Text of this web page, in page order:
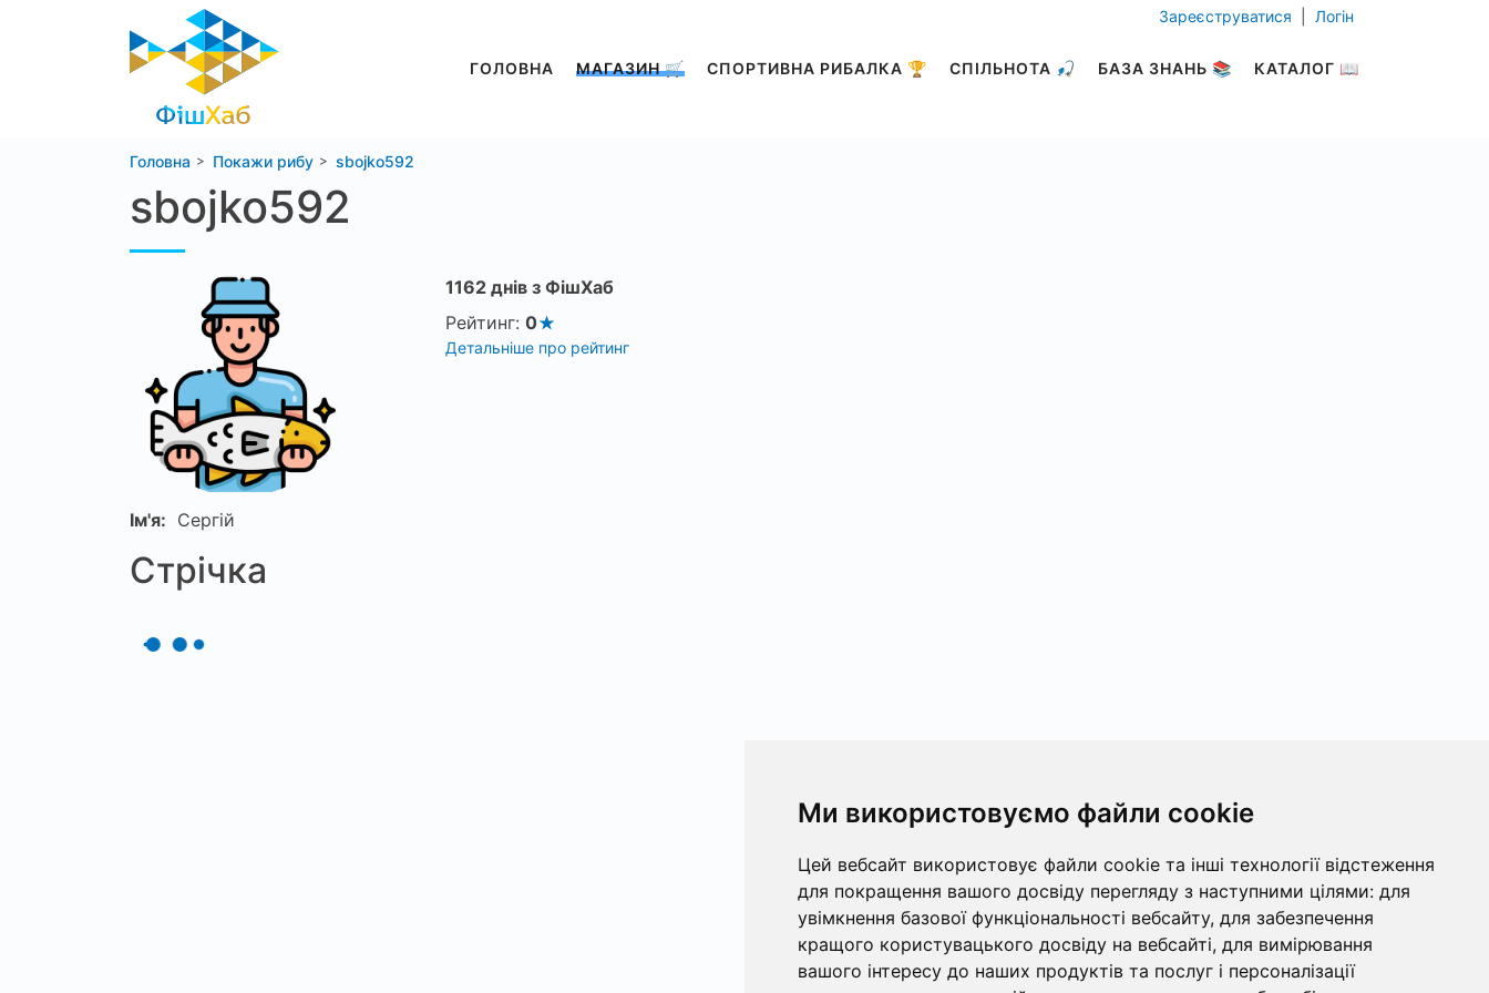
Ми використовуємо файли cookie
Цей вебсайт використовує файли cookie та інші технології відстеження
для покращення вашого досвіду перегляду з наступними цілями: для
увімкнення базової функціональності вебсайту, для забезпечення
кращого користувацького досвіду на вебсайті, для вимірювання
вашого інтересу до наших продуктів та послуг і персоналізації
ГОЛОВНА МАГАЗИН 🛒 СПОРТИВНА РИБАЛКА 🏆 СПІЛЬНОТА 🎣 БАЗА ЗНАНЬ 📚 КАТАЛОГ 📖
Зареєструватися Логін
Головна Покажи рибу sbojko592
sbojko592
1162 днів з ФішХаб
Рейтинг: 0
Детальніше про рейтинг
Ім'я: Сергій
Стрічка